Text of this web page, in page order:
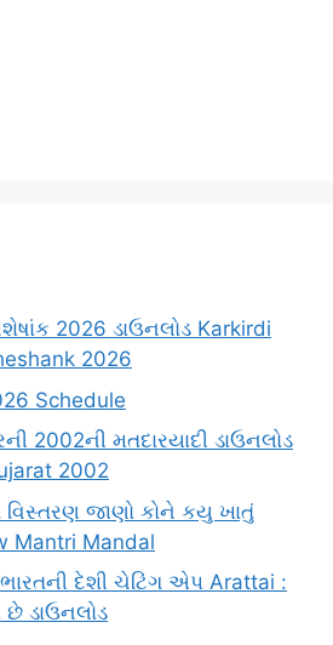
2026 ડાઉનલોડ Karkirdi
2026
Schedule
2002ની મતદારયાદી ડાઉનલોડ
2002
વિસ્તરણ જાણો કોને કયુ ખાતું
Mantri Mandal
દેશી ચેટિંગ એપ Arattai :
છે ડાઉનલોડ